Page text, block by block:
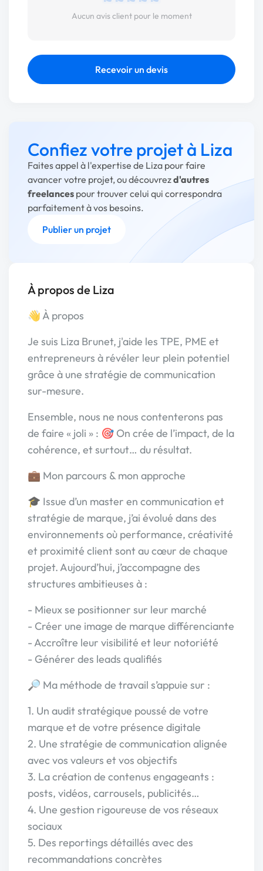
Aucun avis client pour le moment
Recevoir un devis
Confiez votre projet à Liza
Faites appel à l'expertise de Liza pour faire
avancer votre projet, ou découvrezd'autres
freelances pour trouver celui qui correspondra
parfaitement à vos besoins.
Publier un projet
À propos de Liza
👋 À propos
Je suis Liza Brunet, j'aide les TPE, PME et
entrepreneurs à révéler leur plein potentiel
grâce à une stratégie de communication
sur-mesure.
Ensemble, nous ne nous contenterons pas
de faire « joli » : 🎯 On crée de l’impact, de la
cohérence, et surtout… du résultat.
💼 Mon parcours & mon approche
🎓 Issue d’un master en communication et
stratégie de marque, j’ai évolué dans des
environnements où performance, créativité
et proximité client sont au cœur de chaque
projet. Aujourd’hui, j’accompagne des
structures ambitieuses à :
- Mieux se positionner sur leur marché
- Créer une image de marque différenciante
- Accroître leur visibilité et leur notoriété
- Générer des leads qualifiés
🔎 Ma méthode de travail s’appuie sur :
1. Un audit stratégique poussé de votre
marque et de votre présence digitale
2. Une stratégie de communication alignée
avec vos valeurs et vos objectifs
3. La création de contenus engageants :
posts, vidéos, carrousels, publicités…
4. Une gestion rigoureuse de vos réseaux
sociaux
5. Des reportings détaillés avec des
recommandations concrètes